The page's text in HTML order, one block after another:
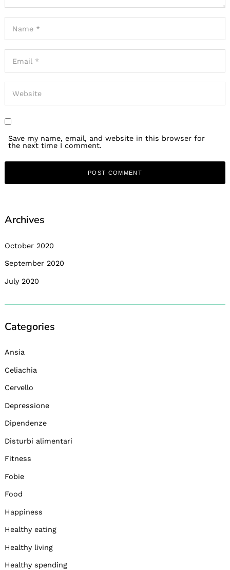
Save my name, email, and website in this browser for
the next time I comment.
Archives
October 2020
September 2020
July 2020
Categories
Ansia
Celiachia
Cervello
Depressione
Dipendenze
Disturbi alimentari
Fitness
Fobie
Food
Happiness
Healthy eating
Healthy living
Healthy spending